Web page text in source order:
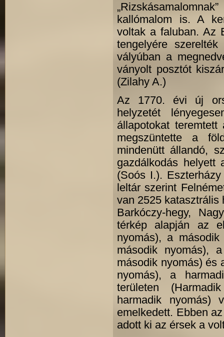
kallómalom is. A
voltak a faluban. Az
tengelyére
vályúban a
ványolt posztót
(Zilahy A.)
Az 1770. évi új
helyzetét
állapotokat teremtett
megszüntette a
mindenütt állandó,
gazdálkodás
(Soós I.).
leltár szerint
van 2525 katasztrális
Barkóczy-hegy,
térkép alapján az
nyomás), a
második nyomás),
második nyomás) és
nyomás), a
területen
harmadik nyomás)
emelkedett. Ebben
adott ki az érsek a